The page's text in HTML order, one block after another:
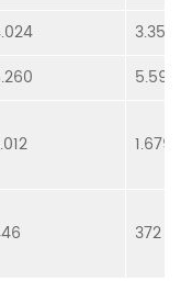
3.358
5.596
1.679
372